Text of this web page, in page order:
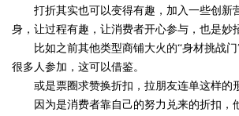
打折其实也可以变得有趣，加入一些创新
身，让过程有趣，让消费者开心参与，也是妙
比如之前其他类型商铺大火的“身材挑战门
很多人参加，这可以借鉴。
或是票圈求赞换折扣，拉朋友连单这样的形
因为是消费者靠自己的努力兑来的折扣，